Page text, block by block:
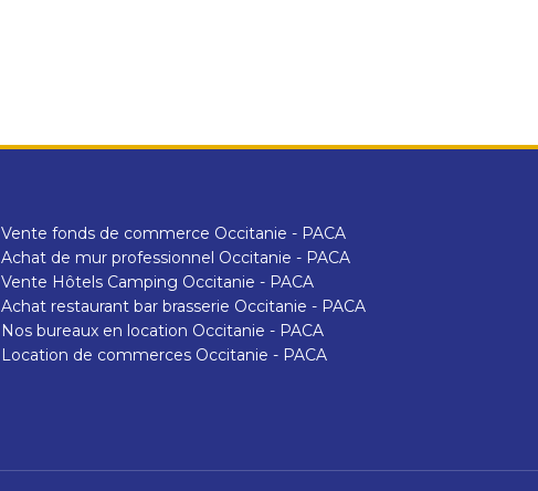
Vente fonds de commerce Occitanie - PACA
Achat de mur professionnel Occitanie - PACA
Vente Hôtels Camping Occitanie - PACA
Achat restaurant bar brasserie Occitanie - PACA
Nos bureaux en location Occitanie - PACA
Location de commerces Occitanie - PACA